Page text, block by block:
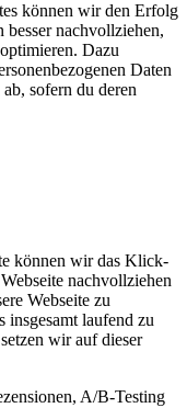
können wir den Erfolg
besser nachvollziehen,
Dazu
Daten
sofern du deren
können wir das Klick-
nachvollziehen
Webseite zu
insgesamt laufend zu
wir auf dieser
A/B-Testing